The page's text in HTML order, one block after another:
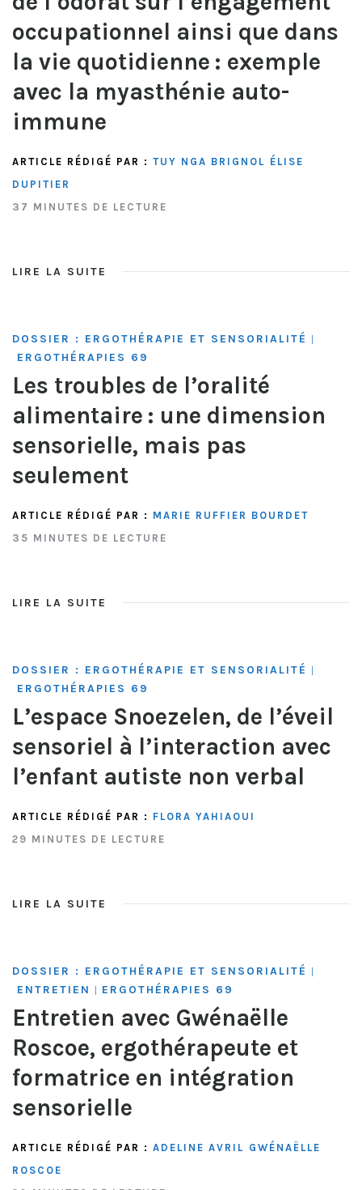
occupationnel ainsi que dans
la vie quotidienne : exemple
avec la myasthénie auto-
immune
ARTICLE RÉDIGÉ PAR : TUY NGA BRIGNOL ÉLISE
DUPITIER
37 MINUTES DE LECTURE
LIRE LA SUITE
DOSSIER : ERGOTHÉRAPIE ET SENSORIALITÉ |
ERGOTHÉRAPIES 69
Les troubles de l’oralité
alimentaire : une dimension
sensorielle, mais pas
seulement
ARTICLE RÉDIGÉ PAR : MARIE RUFFIER BOURDET
35 MINUTES DE LECTURE
LIRE LA SUITE
DOSSIER : ERGOTHÉRAPIE ET SENSORIALITÉ |
ERGOTHÉRAPIES 69
L’espace Snoezelen, de l’éveil
sensoriel à l’interaction avec
l’enfant autiste non verbal
ARTICLE RÉDIGÉ PAR : FLORA YAHIAOUI
29 MINUTES DE LECTURE
LIRE LA SUITE
DOSSIER : ERGOTHÉRAPIE ET SENSORIALITÉ |
ENTRETIEN | ERGOTHÉRAPIES 69
Entretien avec Gwénaëlle
Roscoe, ergothérapeute et
formatrice en intégration
sensorielle
ARTICLE RÉDIGÉ PAR : ADELINE AVRIL GWÉNAËLLE
ROSCOE